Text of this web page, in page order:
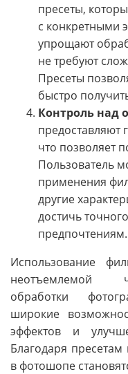
пресеты,
с конкретными
упрощают
не требуют
Пресеты
быстро
Контроль над
предоставляют
что позволяет
Пользователь
применения
другие
достичь
предпочтениям.
Использование
неотъемлемой
обработки
широкие
эффектов и
Благодаря
в фотошопе